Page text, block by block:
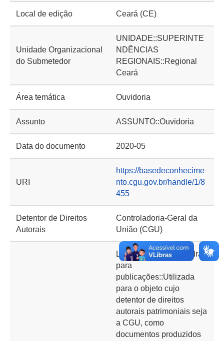
Local de edição Ceará (CE)
Unidade Organizacional
do Submetedor
UNIDADE::SUPERINTE
NDÊNCIAS
REGIONAIS::Regional
Ceará
Área temática Ouvidoria
Assunto ASSUNTO::Ouvidoria
Data do documento 2020-05
URI
https://basedeconhecime
nto.cgu.gov.br/handle/1/8
455
Detentor de Direitos
Autorais
Controladoria-Geral da
União (CGU)
Licenças::Licença padrão
para
publicações::Utilizada
para o objeto cujo
detentor de direitos
autorais patrimoniais seja
a CGU, como
documentos produzidos